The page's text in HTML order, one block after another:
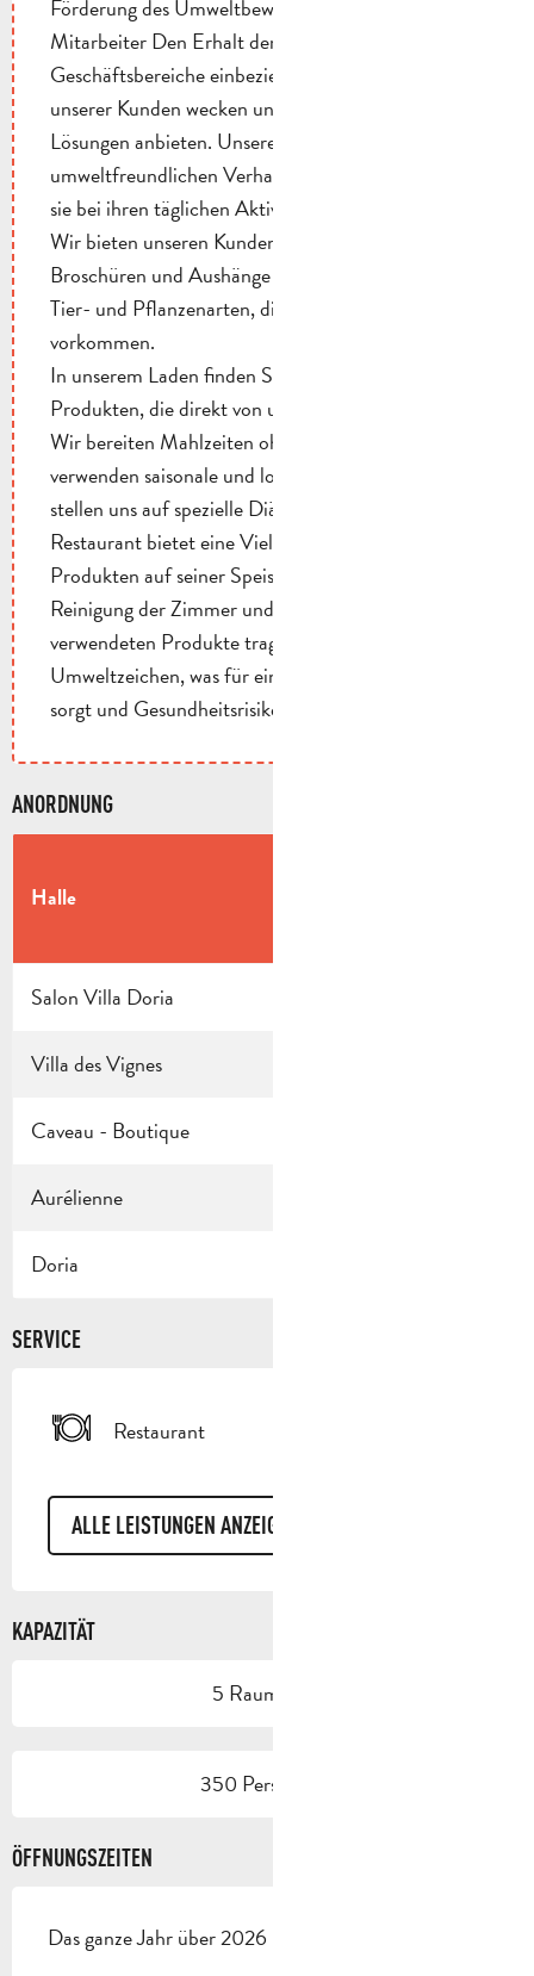
Förderung des Umweltbewusstseins unserer
Mitarbeiter Den Erhalt der Umwelt in alle
Geschäftsbereiche einbeziehen. Das Bewusstsein
unserer Kunden wecken und ihnen nachhaltige
Lösungen anbieten. Unsere Mitarbeiter werden in
umweltfreundlichen Verhaltensweisen geschult, die
sie bei ihren täglichen Aktivitäten befolgen sollten.
Wir bieten unseren Kunden Informationshefte,
Broschüren und Aushänge über die verschiedenen
Tier- und Pflanzenarten, die in unserer Nähe
vorkommen.
In unserem Laden finden Sie eine Vielzahl von
Produkten, die direkt von unserer Farm stammen.
Wir bereiten Mahlzeiten ohne Fleischkonsum zu,
verwenden saisonale und lokale Produkte und
stellen uns auf spezielle Diäten ein. Unser
Restaurant bietet eine Vielzahl an biologischen
Produkten auf seiner Speisekarte an. Die für die
Reinigung der Zimmer und Essbereiche
verwendeten Produkte tragen alle ein
Umweltzeichen, was für eine bessere Luftqualität
sorgt und Gesundheitsrisiken reduziert.
ANORDNUNG
Halle
Salon Villa Doria
Villa des Vignes
Caveau - Boutique
Aurélienne
Doria
SERVICE
Restaurant
ALLE LEISTUNGEN ANZEIGEN
KAPAZITÄT
5 Raum/Saal
350 Person(en)
ÖFFNUNGSZEITEN
Das ganze Jahr über 2026 - Geöffnet jeden tag